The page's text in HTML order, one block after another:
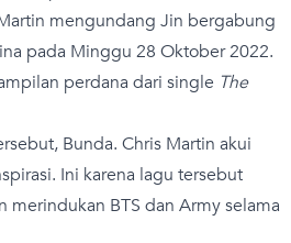
mengundang Jin bergabung
pada Minggu 28 Oktober 2022.
perdana dari single The
Bunda. Chris Martin akui
Ini karena lagu tersebut
BTS dan Army selama